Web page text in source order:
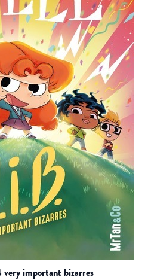
very important bizarres